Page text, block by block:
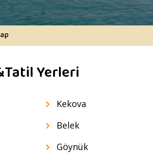
Yerleri
Kekova
Belek
Göynük